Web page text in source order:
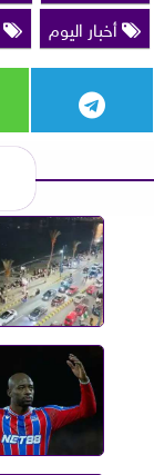
أخبار اليوم